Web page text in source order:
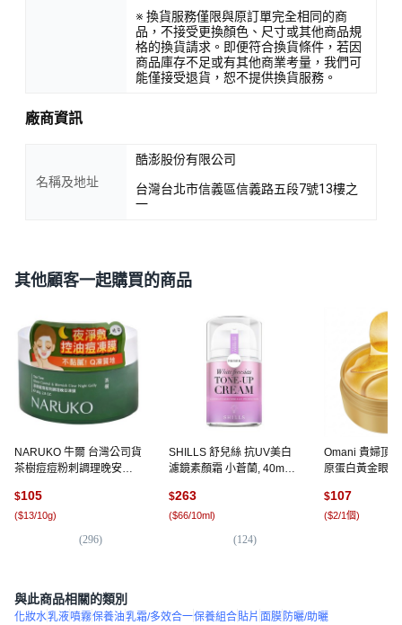
※ 換貨服務僅限與原訂單完全相同的商
品，不接受更換顏色、尺寸或其他商品規
格的換貨請求。即便符合換貨條件，若因
商品庫存不足或有其他商業考量，我們可
能僅接受退貨，恕不提供換貨服務。
廠商資訊
名稱及地址
酷澎股份有限公司
台灣台北市信義區信義路五段7號13樓之
一
其他顧客一起購買的商品
NARUKO 牛爾 台灣公司貨
茶樹痘痘粉刺調理晚安凍
$105
($13/10g)
(296)
SHILLS 舒兒絲 抗UV美白
濾鏡素顏霜 小蒼蘭, 40ml,
$263
($66/10ml)
(124)
Omani 貴婦頂
原蛋白黃金眼膜
$107
($2/1個)
與此商品相關的類別
化妝水乳液噴霧保養油乳霜/多效合一保養組合貼片 面膜 防曬/助曬